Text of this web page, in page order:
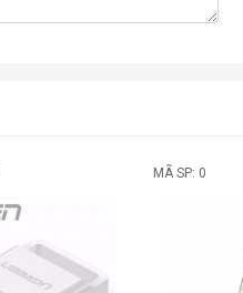
MÃ SP: 0